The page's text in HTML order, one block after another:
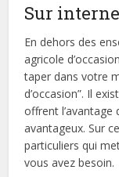
Sur
En dehors des
agricole
taper dans votre
d’occasion”. Il
offrent l’avantage
avantageux. Sur
particuliers qui
vous avez besoin.